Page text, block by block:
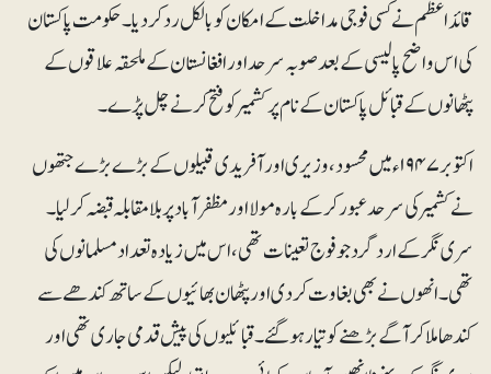
قائداعظم نے کسی فوجی مداخلت کے امکان کو بالکل رد کر دیا۔ حکومت پاکستان
کی اس واضح پالیسی کے بعد صوبہ سرحد اور افغانستان کے ملحقہ علاقوں کے
پٹھانوں کے قبائل پاکستان کے نام پر کشمیر کو فتح کرنے چل پڑے۔
اکتوبر ۱۹۴۷ء میں محسود، وزیری اور آفریدی قبیلوں کے بڑے بڑے جتھوں
نے کشمیر کی سرحد عبور کرکے بارہ مولا اور مظفرآباد پر بلامقابلہ قبضہ کرلیا۔
سری نگر کے اردگرد جو فوج تعینات تھی، اس میں زیادہ تعداد مسلمانوں کی
تھی۔ انھوں نے بھی بغاوت کردی اور پٹھان بھائیوں کے ساتھ کندھے سے
کندھا ملا کر آگے بڑھنے کو تیار ہوگئے۔ قبائلیوں کی پیش قدمی جاری تھی اور